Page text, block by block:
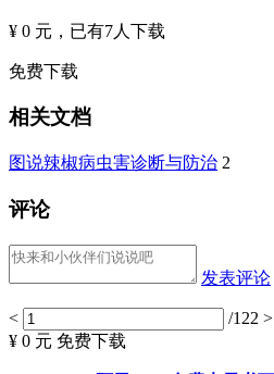
¥ 0 元 ，已有7人下载
免费下载
相关文档
图说辣椒病虫害诊断与防治 2
评论
发表评论
< /122 >
¥ 0 元 免费下载